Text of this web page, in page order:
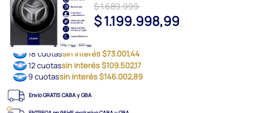
$ 1.689.999
$ 1.199.998,99
18 cuotassin interés $73.001,44
12 cuotassin interés $109.502,17
9 cuotassin interés $146.002,89
Envío GRATIS CABA y GBA